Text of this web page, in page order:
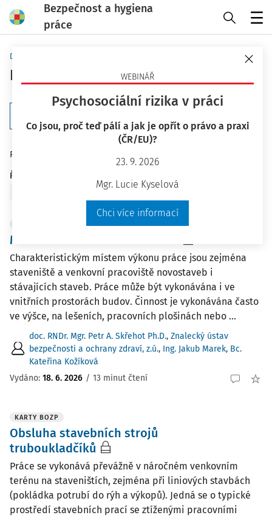
Bezpečnost a hygiena
práce
WEBINÁŘ
Psychosociální rizika v práci
Co jsou, proč teď pálí a jak je opřít o právo a praxi
(ČR/EU)?
23. 9. 2026
Mgr. Lucie Kyselová
Chci více informací
Domů
Karty BOZP
Počet vyhledaných dokumentů:
Řadit podle
Montér stavebních konstrukcí
Charakteristickým místem výkonu práce jsou zejména
staveniště a venkovní pracoviště novostaveb i
stávajících staveb. Práce může být vykonávána i ve
vnitřních prostorách budov. Činnost je vykonávána často
ve výšce, na lešeních, pracovních plošinách nebo ...
doc. RNDr. Mgr. Petr A. Skřehot Ph.D., Znalecký ústav
bezpečnosti a ochrany zdraví, z.ú., Ing. Jakub Marek, Bc.
Kateřina Kožíková
Vydáno: 18. 6. 2026 / 13 minut čtení
KARTY BOZP
Obsluha stavebních strojů
truboukladčíků
Práce se vykonává převážně v náročném venkovním
terénu na staveništích, zejména při liniových stavbách
(pokládka potrubí do rýh a výkopů). Jedná se o typické
prostředí stavebních prací se ztíženými pracovními